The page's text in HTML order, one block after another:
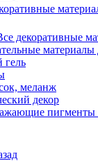
декоративные
материалы
гель
меланж
декор
пигменты